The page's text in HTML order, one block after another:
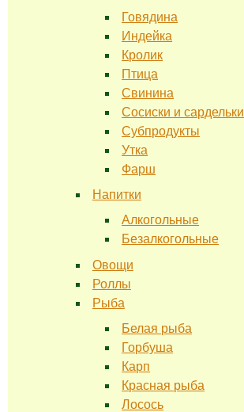
Говядина
Индейка
Кролик
Птица
Свинина
Сосиски и сардельки
Субпродукты
Утка
Фарш
Напитки
Алкогольные
Безалкогольные
Овощи
Роллы
Рыба
Белая рыба
Горбуша
Карп
Красная рыба
Лосось